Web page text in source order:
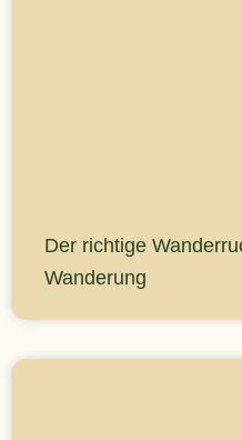
Der richtige
Wanderung